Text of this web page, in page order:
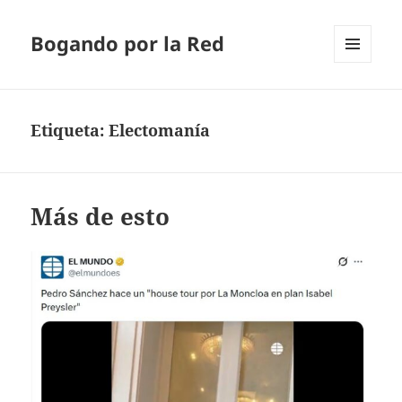
Bogando por la Red
Etiqueta:Electomanía
Más de esto